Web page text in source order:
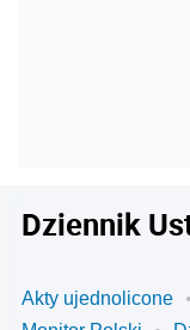
Dziennik
Akty ujednolicone